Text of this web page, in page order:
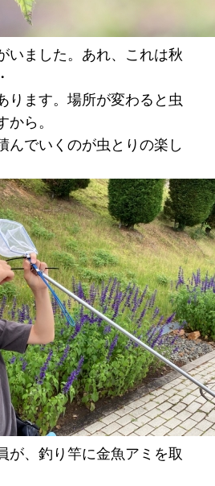
いました。あれ、これは秋
ります。場所が変わると虫
から。
んでいくのが虫とりの楽し
が、釣り竿に金魚アミを取